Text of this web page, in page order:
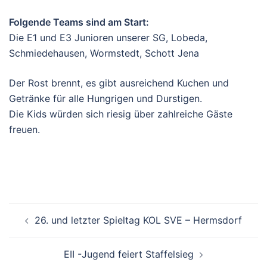
Folgende Teams sind am Start:
Die E1 und E3 Junioren unserer SG, Lobeda,
Schmiedehausen, Wormstedt, Schott Jena
Der Rost brennt, es gibt ausreichend Kuchen und
Getränke für alle Hungrigen und Durstigen.
Die Kids würden sich riesig über zahlreiche Gäste
freuen.
26. und letzter Spieltag KOL SVE – Hermsdorf
EII -Jugend feiert Staffelsieg